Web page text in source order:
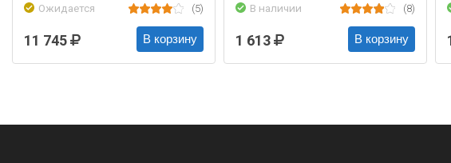
Ожидается (5)
11 745 В корзину
В наличии (8)
1 613 В корзину